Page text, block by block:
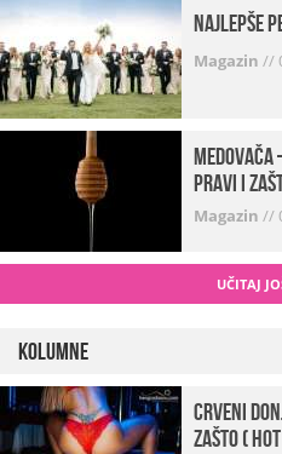
Najlepše
Magazin //
Medovača
pravi i
Magazin //
UČITAJ
Kolumne
Crveni
zašto (